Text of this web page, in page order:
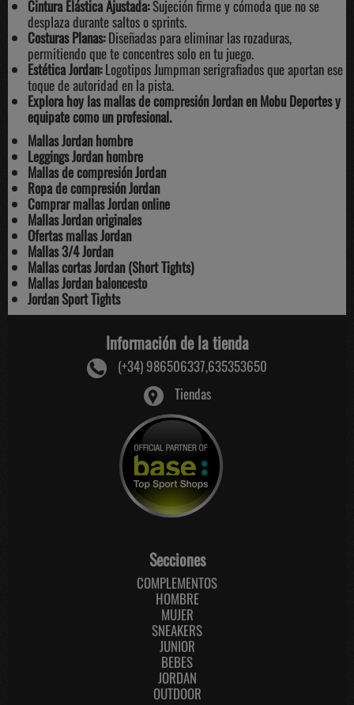
Cintura Elástica Ajustada:Sujeción firme y cómoda que no se
desplaza durante saltos o sprints.
Costuras Planas:Diseñadas para eliminar las rozaduras,
permitiendo que te concentres solo en tu juego.
Estética Jordan:Logotipos Jumpman serigrafiados que aportan ese
toque de autoridad en la pista.
Explora hoy las mallas de compresión Jordan en Mobu Deportes y
equipate como un profesional.
Mallas Jordan hombre
Leggings Jordan hombre
Mallas de compresión Jordan
Ropa de compresión Jordan
Comprar mallas Jordan online
Mallas Jordan originales
Ofertas mallas Jordan
Mallas 3/4 Jordan
Mallas cortas Jordan (Short Tights)
Mallas Jordan baloncesto
Jordan Sport Tights
Información de la tienda
(+34) 986506337,635353650
Tiendas
Secciones
COMPLEMENTOS
HOMBRE
MUJER
SNEAKERS
JUNIOR
BEBES
JORDAN
OUTDOOR